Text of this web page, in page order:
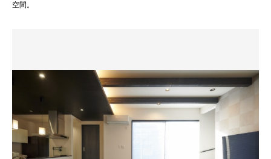
空間。